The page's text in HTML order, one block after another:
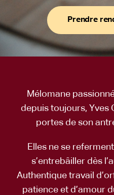
Prendre
Mélomane
depuis toujours, Yves
portes de son
Elles ne se
s’entrebâiller dès
Authentique travail
patience et d’amour